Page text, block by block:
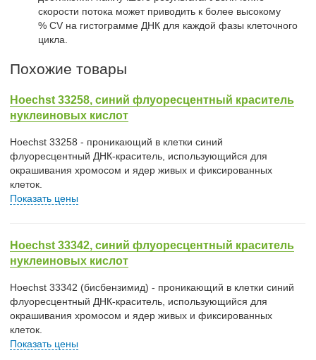
скорости потока может приводить к более высокому
% CV на гистограмме ДНК для каждой фазы клеточного
цикла.
Похожие товары
Hoechst 33258, синий флуоресцентный краситель
нуклеиновых кислот
Hoechst 33258 - проникающий в клетки синий
флуоресцентный ДНК-краситель, использующийся для
окрашивания хромосом и ядер живых и фиксированных
клеток.
Показать цены
Hoechst 33342, синий флуоресцентный краситель
нуклеиновых кислот
Hoechst 33342 (бисбензимид) - проникающий в клетки синий
флуоресцентный ДНК-краситель, использующийся для
окрашивания хромосом и ядер живых и фиксированных
клеток.
Показать цены